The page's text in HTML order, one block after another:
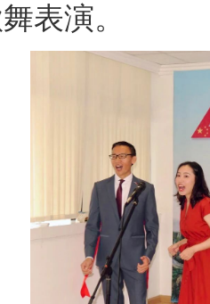
表演。